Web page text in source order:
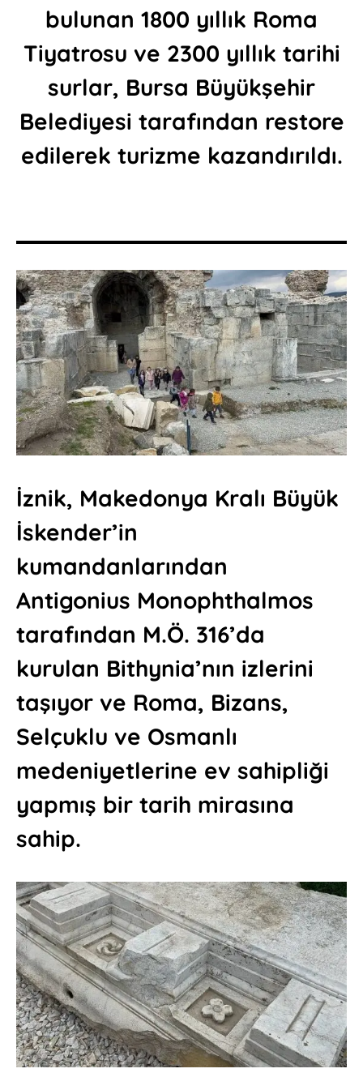
bulunan 1800 yıllık Roma
Tiyatrosu ve 2300 yıllık tarihi
surlar, Bursa Büyükşehir
Belediyesi tarafından restore
edilerek turizme kazandırıldı.
İznik, Makedonya Kralı Büyük
İskender’in
kumandanlarından
Antigonius Monophthalmos
tarafından M.Ö. 316’da
kurulan Bithynia’nın izlerini
taşıyor ve Roma, Bizans,
Selçuklu ve Osmanlı
medeniyetlerine ev sahipliği
yapmış bir tarih mirasına
sahip.